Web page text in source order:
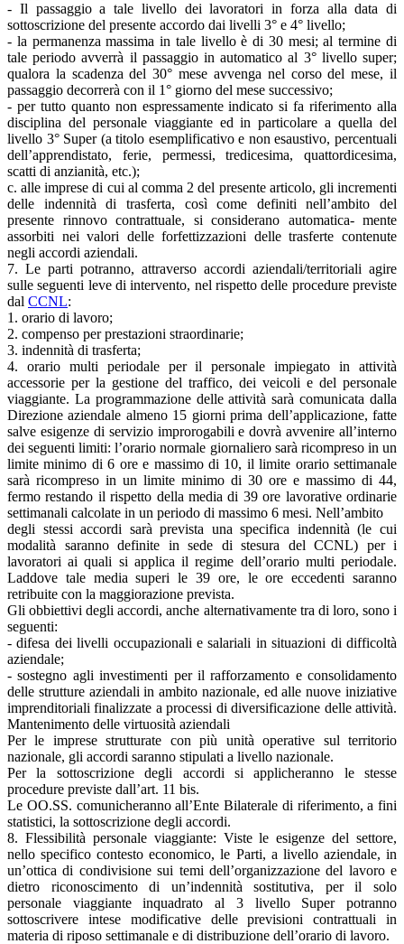
- Il passaggio a tale livello dei lavoratori in forza alla data di
sottoscrizione del presente accordo dai livelli 3° e 4° livello;
- la permanenza massima in tale livello è di 30 mesi; al termine di
tale periodo avverrà il passaggio in automatico al 3° livello super;
qualora la scadenza del 30° mese avvenga nel corso del mese, il
passaggio decorrerà con il 1° giorno del mese successivo;
- per tutto quanto non espressamente indicato si fa riferimento alla
disciplina del personale viaggiante ed in particolare a quella del
livello 3° Super (a titolo esemplificativo e non esaustivo, percentuali
dell’apprendistato, ferie, permessi, tredicesima, quattordicesima,
scatti di anzianità, etc.);
c. alle imprese di cui al comma 2 del presente articolo, gli incrementi
delle indennità di trasferta, così come definiti nell’ambito del
presente rinnovo contrattuale, si considerano automatica- mente
assorbiti nei valori delle forfettizzazioni delle trasferte contenute
negli accordi aziendali.
7. Le parti potranno, attraverso accordi aziendali/territoriali agire
sulle seguenti leve di intervento, nel rispetto delle procedure previste
dal CCNL:
1. orario di lavoro;
2. compenso per prestazioni straordinarie;
3. indennità di trasferta;
4. orario multi periodale per il personale impiegato in attività
accessorie per la gestione del traffico, dei veicoli e del personale
viaggiante. La programmazione delle attività sarà comunicata dalla
Direzione aziendale almeno 15 giorni prima dell’applicazione, fatte
salve esigenze di servizio improrogabili e dovrà avvenire all’interno
dei seguenti limiti: l’orario normale giornaliero sarà ricompreso in un
limite minimo di 6 ore e massimo di 10, il limite orario settimanale
sarà ricompreso in un limite minimo di 30 ore e massimo di 44,
fermo restando il rispetto della media di 39 ore lavorative ordinarie
settimanali calcolate in un periodo di massimo 6 mesi. Nell’ambito
degli stessi accordi sarà prevista una specifica indennità (le cui
modalità saranno definite in sede di stesura del CCNL) per i
lavoratori ai quali si applica il regime dell’orario multi periodale.
Laddove tale media superi le 39 ore, le ore eccedenti saranno
retribuite con la maggiorazione prevista.
Gli obbiettivi degli accordi, anche alternativamente tra di loro, sono i
seguenti:
- difesa dei livelli occupazionali e salariali in situazioni di difficoltà
aziendale;
- sostegno agli investimenti per il rafforzamento e consolidamento
delle strutture aziendali in ambito nazionale, ed alle nuove iniziative
imprenditoriali finalizzate a processi di diversificazione delle attività.
Mantenimento delle virtuosità aziendali
Per le imprese strutturate con più unità operative sul territorio
nazionale, gli accordi saranno stipulati a livello nazionale.
Per la sottoscrizione degli accordi si applicheranno le stesse
procedure previste dall’art. 11 bis.
Le OO.SS. comunicheranno all’Ente Bilaterale di riferimento, a fini
statistici, la sottoscrizione degli accordi.
8. Flessibilità personale viaggiante: Viste le esigenze del settore,
nello specifico contesto economico, le Parti, a livello aziendale, in
un’ottica di condivisione sui temi dell’organizzazione del lavoro e
dietro riconoscimento di un’indennità sostitutiva, per il solo
personale viaggiante inquadrato al 3 livello Super potranno
sottoscrivere intese modificative delle previsioni contrattuali in
materia di riposo settimanale e di distribuzione dell’orario di lavoro.